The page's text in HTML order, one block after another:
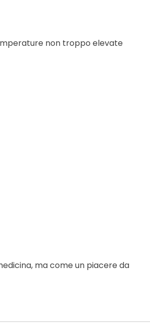
non troppo elevate
ma come un piacere da